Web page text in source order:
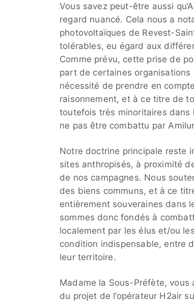
Vous savez peut-être aussi
regard nuancé. Cela nous a
photovoltaïques de Revest-
tolérables, eu égard aux
Comme prévu, cette prise de
part de certaines
nécessité de prendre en
raisonnement, et à ce titre de
toutefois très minoritaires dans
ne pas être combattu par
Notre doctrine principale reste
sites anthropisés, à proximité
de nos campagnes. Nous
des biens communs, et à ce
entièrement souveraines dans
sommes donc fondés à
localement par les élus et/ou
condition indispensable, entre
leur territoire.
Madame la Sous-Préfète,
du projet de l’opérateur H2air